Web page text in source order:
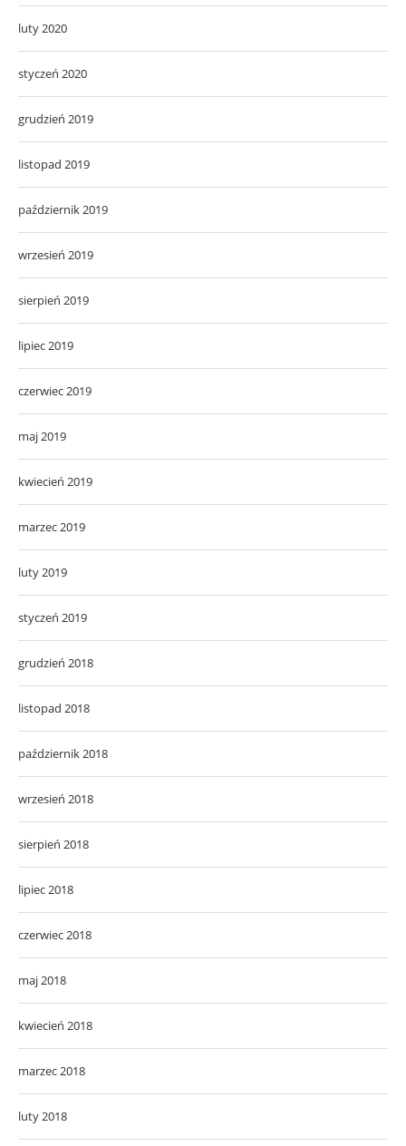
luty 2020
styczeń 2020
grudzień 2019
listopad 2019
październik 2019
wrzesień 2019
sierpień 2019
lipiec 2019
czerwiec 2019
maj 2019
kwiecień 2019
marzec 2019
luty 2019
styczeń 2019
grudzień 2018
listopad 2018
październik 2018
wrzesień 2018
sierpień 2018
lipiec 2018
czerwiec 2018
maj 2018
kwiecień 2018
marzec 2018
luty 2018